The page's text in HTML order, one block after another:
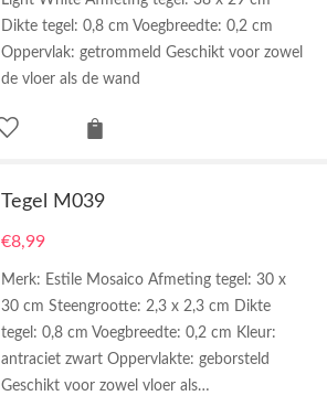
Dikte tegel: 0,8 cm Voegbreedte: 0,2 cm
Oppervlak: getrommeld Geschikt voor zowel
de vloer als de wand
Tegel M039
€8,99
Merk: Estile Mosaico Afmeting tegel: 30 x
30 cm Steengrootte: 2,3 x 2,3 cm Dikte
tegel: 0,8 cm Voegbreedte: 0,2 cm Kleur:
antraciet zwart Oppervlakte: geborsteld
Geschikt voor zowel vloer als…